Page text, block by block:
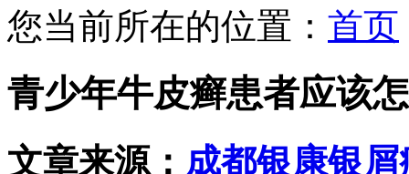
您当前所在的位置： 首页
青少年牛皮癣患者应该
文章来源： 成都银康银